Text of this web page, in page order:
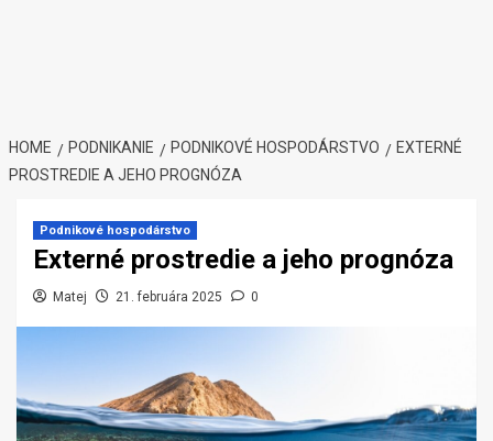
HOME PODNIKANIE PODNIKOVÉ HOSPODÁRSTVO
EXTERNÉ
PROSTREDIE A JEHO PROGNÓZA
Podnikové hospodárstvo
Externé prostredie a jeho prognóza
Matej 21. februára 2025 0